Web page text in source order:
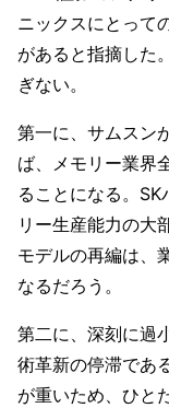
ニックスにとって
があると指摘した
ぎない。
第一に、サムスン
ば、メモリー業界
ることになる。
リー生産能力の大
モデルの再編は、
なるだろう。
第二に、深刻に過
術革新の停滞であ
が重いため、ひと